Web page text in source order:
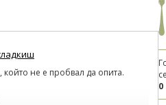
не е пробвал да опита.
0